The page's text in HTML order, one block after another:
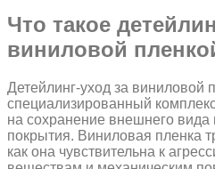
Что такое
виниловой
Детейлинг-уход за виниловой
специализированный
на сохранение внешнего
покрытия. Виниловая пленка
как она чувствительна к